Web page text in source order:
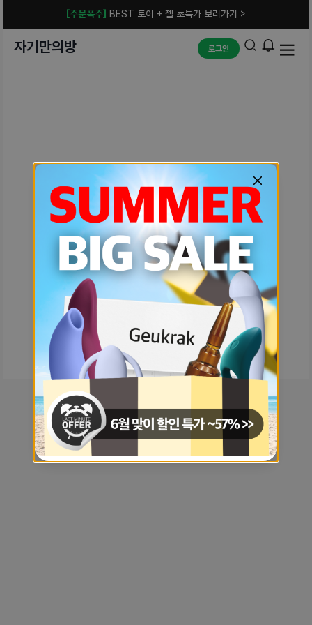
[주문폭주] BEST 토이 + 젤 초특가 보러가기 >
자기만의방 로그인
예상치 못한 에러입니다.